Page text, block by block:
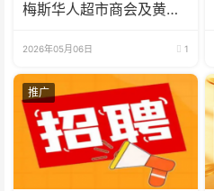
梅斯华人超市商会及黄汉
2026年05月06日 1
推广